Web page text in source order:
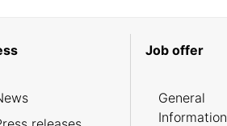
Job offer
General
Information